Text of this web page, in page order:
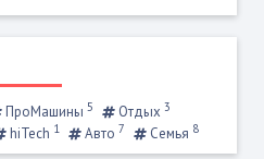
ПроМашины 5 Отдых 3
hiTech 1 Авто 7 Семья 8